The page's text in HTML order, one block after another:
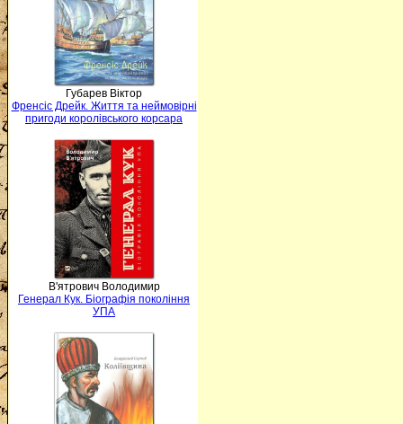
Губарев Віктор
Френсіс Дрейк. Життя та неймовірні
пригоди королівського корсара
В'ятрович Володимир
Генерал Кук. Біографія покоління
УПА